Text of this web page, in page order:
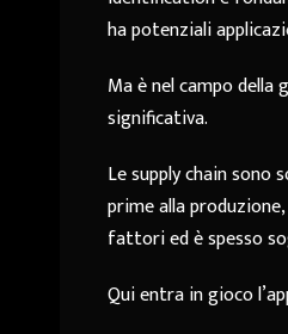
ha potenziali
Ma è nel campo della
significativa.
Le supply chain
prime alla
fattori ed è spesso
Qui entra in gioco